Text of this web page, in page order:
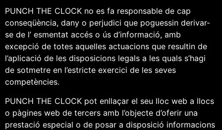
PUNCH THE CLOCK no es fa responsable de cap
conseqüència, dany o perjudici que poguessin derivar-
se de l’ esmentat accés o ús d’informació, amb
excepció de totes aquelles actuacions que resultin de
l’aplicació de les disposicions legals a les quals s’hagi
de sotmetre en l’estricte exercici de les seves
competències.
PUNCH THE CLOCK pot enllaçar el seu lloc web a llocs
o pàgines web de tercers amb l’objecte d’oferir una
prestació especial o de posar a disposició informacions